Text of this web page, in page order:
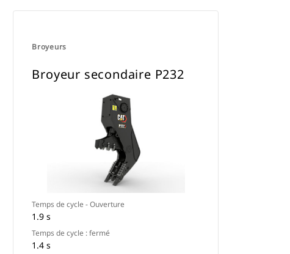
Broyeurs
Broyeur secondaire P232
Temps de cycle - Ouverture
1.9 s
Temps de cycle : fermé
1.4 s